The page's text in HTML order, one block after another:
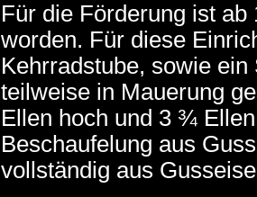
Für die Förderung ist
worden. Für diese
Kehrradstube, sowie
teilweise in Mauerung
Ellen hoch und 3 ¾
Beschaufelung aus
vollständig aus